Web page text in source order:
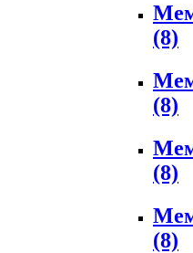
(8)
(8)
(8)
(8)